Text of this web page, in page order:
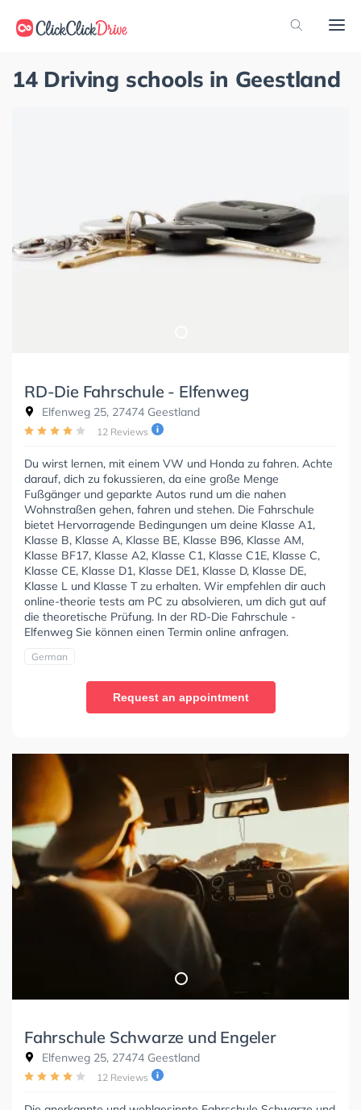
14 Driving schools in Geestland
RD-Die Fahrschule - Elfenweg
Elfenweg 25, 27474 Geestland
12 Reviews
Du wirst lernen, mit einem VW und Honda zu fahren. Achte
darauf, dich zu fokussieren, da eine große Menge
Fußgänger und geparkte Autos rund um die nahen
Wohnstraßen gehen, fahren und stehen. Die Fahrschule
bietet Hervorragende Bedingungen um deine Klasse A1,
Klasse B, Klasse A, Klasse BE, Klasse B96, Klasse AM,
Klasse BF17, Klasse A2, Klasse C1, Klasse C1E, Klasse C,
Klasse CE, Klasse D1, Klasse DE1, Klasse D, Klasse DE,
Klasse L und Klasse T zu erhalten. Wir empfehlen dir auch
online-theorie tests am PC zu absolvieren, um dich gut auf
die theoretische Prüfung. In der RD-Die Fahrschule -
Elfenweg Sie können einen Termin online anfragen.
German
Request an appointment
Fahrschule Schwarze und Engeler
Elfenweg 25, 27474 Geestland
12 Reviews